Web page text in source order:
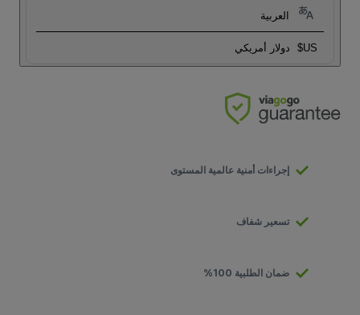
العربية
US$ دولار أمريكي
إجراءات أمنية عالمية المستوى
تسعير شفاف
ضمان الطلبية 100%